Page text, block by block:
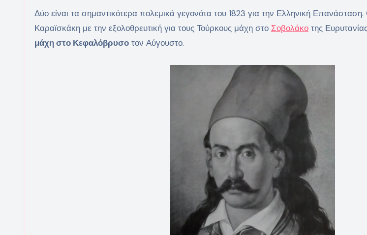
Δύο είναι τα σημαντικότερα πολεμικά γεγονότα του 1823 για την Ελληνική Επανάσταση. Ο θρίαμβος του
Καραϊσκάκη με την εξολοθρευτική για τους Τούρκους μάχη στο Σοβολάκο της
μάχη στο Κεφαλόβρυσο τον Αύγουστο.